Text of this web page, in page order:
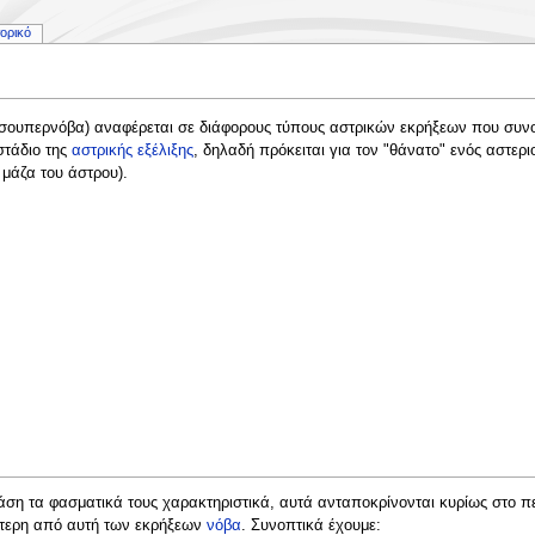
αναφέρεται σε διάφορους τύπους αστρικών εκρήξεων που
της αστρικής εξέλιξης, δηλαδή πρόκειται για τον "θάνατο" ενός
του άστρου).
τα φασματικά τους χαρακτηριστικά, αυτά ανταποκρίνονται κυρίως στο
από αυτή των εκρήξεων νόβα . Συνοπτικά έχουμε: